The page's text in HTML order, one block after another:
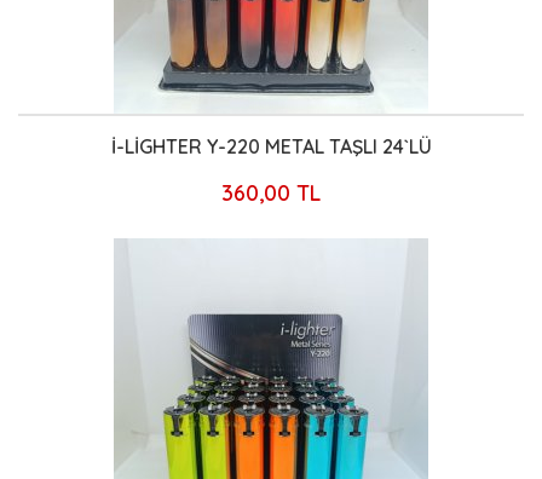
İ-LİGHTER Y-220 METAL TAŞLI 24`LÜ
360,00 TL